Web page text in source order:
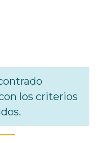
los criterios